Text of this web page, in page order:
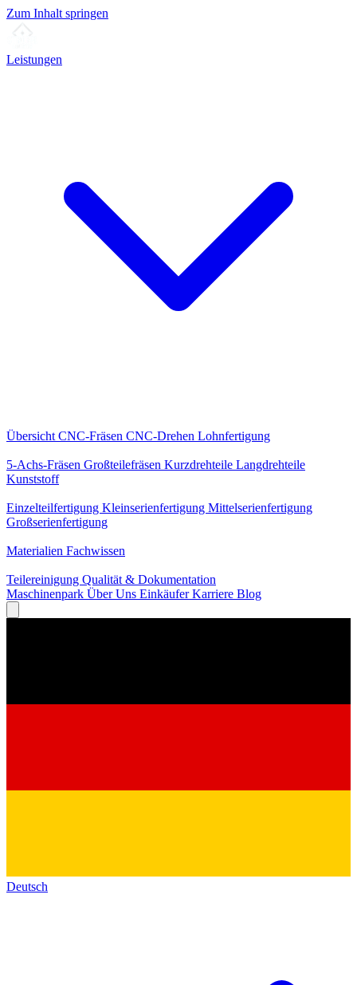
Zum Inhalt springen
Leistungen
Übersicht CNC-Fräsen CNC-Drehen Lohnfertigung
5-Achs-Fräsen Großteilefräsen Kurzdrehteile Langdrehteile
Kunststoff
Einzelteilfertigung Kleinserienfertigung Mittelserienfertigung
Großserienfertigung
Materialien Fachwissen
Teilereinigung Qualität & Dokumentation
Maschinenpark Über Uns EinkäuferKarriere Blog
Deutsch